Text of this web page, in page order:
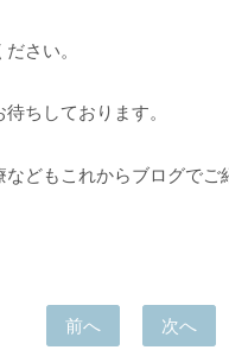
さい。
ちしております。
などもこれからブログでご
前へ 次へ